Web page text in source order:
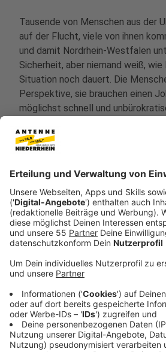
Tausende von Menschen aus der
auf der Flucht, viele von ihnen
und damit Nordrhein-Westfalen
Sicherheit, aber niemand weiß, wie
Situation noch dauert. Die
Perspektive, sie brauchen einen
möglichst schnell und
nicht besonders gut unterstützen.
kommt Markus Diekmann ins Spiel.
Arbeitssuchende und Arbeitgeber
ersten drei Wochen haben er und
helfendes Team schon über 1.000
Bewerbungsgespräche vermittelt.
"Wir haben unglaublich viele
werden. Egal ob aus der Pflege,
Handel oder aus der Gastronomie.
werden über diese Plattform
interessant zu sehen, dass man
ukrainische Menschen in allen
nach Deutschland in dieser
und gleichzeitig tolle Jobs